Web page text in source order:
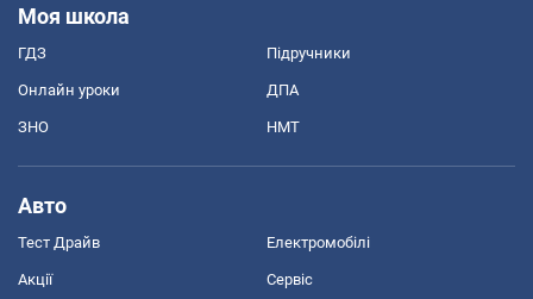
Моя школа
ГДЗ Підручники
Онлайн уроки ДПА
ЗНО НМТ
Авто
Тест Драйв Електромобілі
Акції Сервіс